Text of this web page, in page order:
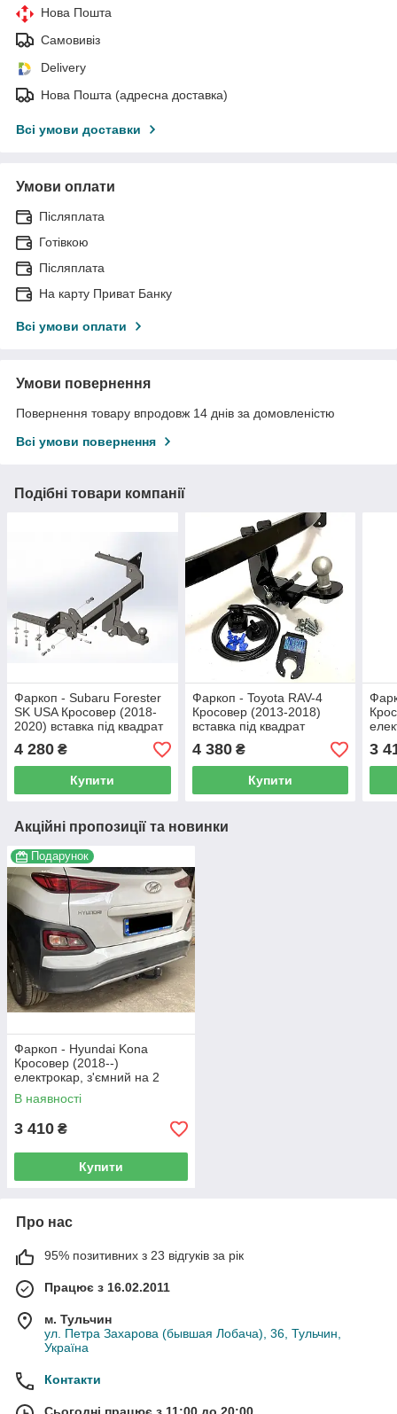
Нова Пошта
Самовивіз
Delivery
Нова Пошта (адресна доставка)
Всі умови доставки
Умови оплати
Післяплата
Готівкою
Післяплата
На карту Приват Банку
Всі умови оплати
Умови повернення
Повернення товару впродовж 14 днів за домовленістю
Всі умови повернення
Подібні товари компанії
Фаркоп - Subaru Forester
SK USA Кросовер (2018-
2020) вставка під квадрат
4 280 ₴
Купити
Фаркоп - Toyota RAV-4
Кросовер (2013-2018)
вставка під квадрат
4 380₴
Купити
3
Акційні пропозиції та новинки
Подарунок
Фаркоп - Hyundai Kona
Кросовер (2018--)
електрокар, з'ємний на 2
болтах
В наявності
3 410 ₴
Купити
Про нас
95% позитивних з 23 відгуків за рік
Працює з 16.02.2011
м. Тульчин
ул. Петра Захарова (бывшая Лобача), 36, Тульчин,
Україна
Контакти